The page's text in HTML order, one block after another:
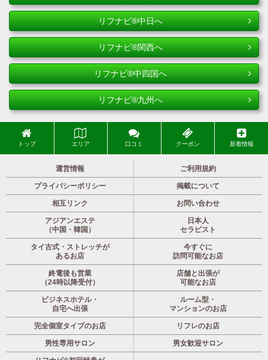
リフナビ®中日へ
リフナビ®関西へ
リフナビ®中四国へ
リフナビ®九州へ
トップ エリア 口コミ クーポン 新着情報
運営情報 ご利用規約
プライバシーポリシー 掲載について
相互リンク お問い合わせ
アジアンエステ
（中国・韓国）
日本人
セラピスト
タイ古式・ストレッチが
あるお店
今すぐに
訪問可能なお店
終電後も営業
（24時以降受付）
店舗と出張が
可能なお店
ビジネスホテル・
自宅へ出張
ルーム型・
マンションのお店
完全個室タイプのお店 リフレのお店
男性専用サロン 男女歓迎サロン